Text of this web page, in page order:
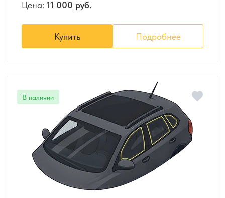
Цена: 11 000 руб.
Купить Подробнее